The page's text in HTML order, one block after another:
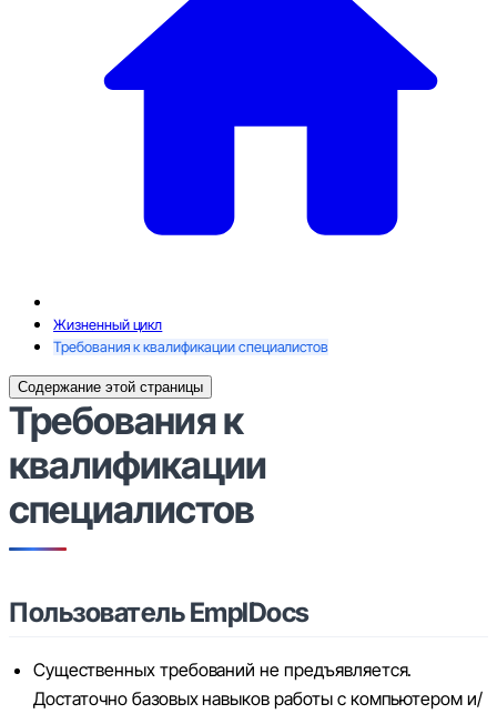
Жизненный цикл
Требования к квалификации специалистов
Содержание этой страницы
Требования к
квалификации
специалистов
Пользователь EmplDocs
Существенных требований не предъявляется.
Достаточно базовых навыков работы с компьютером и/